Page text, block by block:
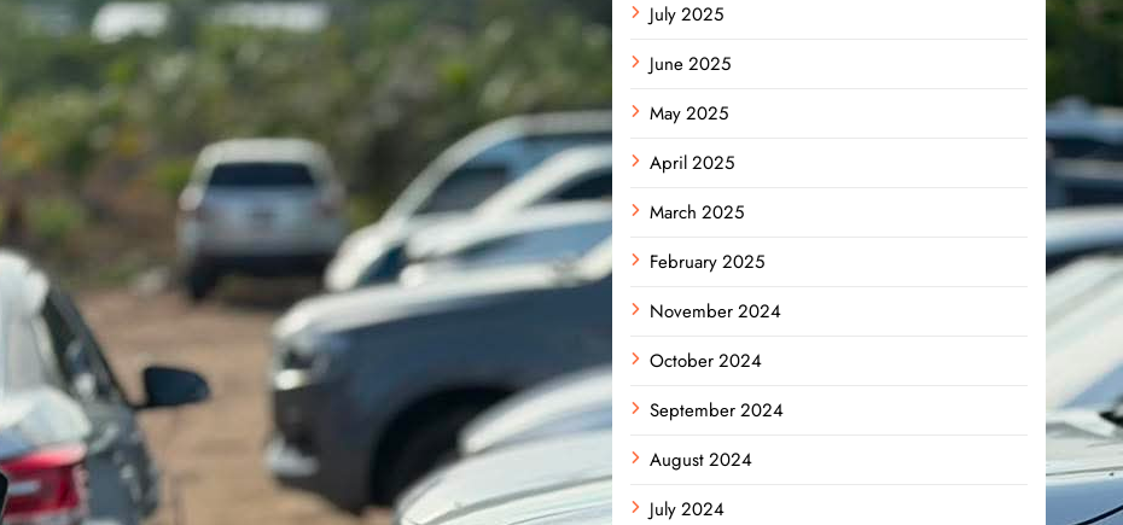
July 2025
June 2025
May 2025
April 2025
March 2025
February 2025
November 2024
October 2024
September 2024
August 2024
July 2024